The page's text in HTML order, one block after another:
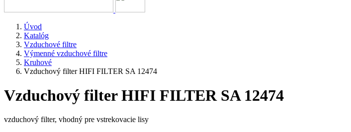
Úvod
Katalóg
Vzduchové filtre
Výmenné vzduchové filtre
Kruhové
Vzduchový filter HIFI FILTER SA 12474
Vzduchový filter HIFI FILTER SA 12474
vzduchový filter, vhodný pre vstrekovacie lisy